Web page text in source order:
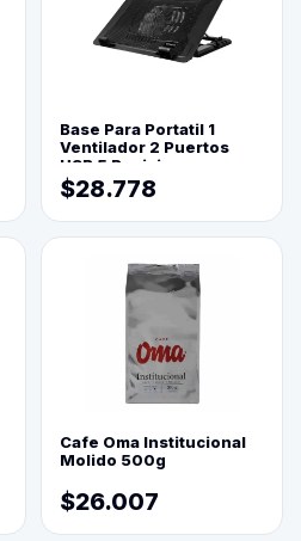
Base Para Portatil 1
Ventilador 2 Puertos
USB 5 Posiciones
$28.778
Cafe Oma Institucional
Molido 500g
$26.007